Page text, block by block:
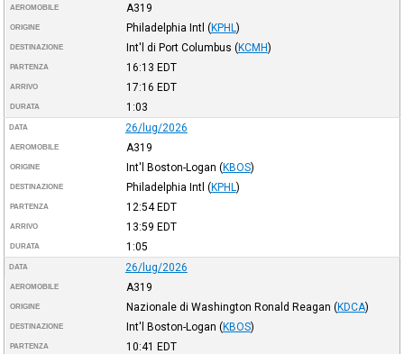
AEROMOBILE A319
ORIGINE Philadelphia Intl (KPHL )
DESTINAZIONE Int'l di Port Columbus (KCMH)
PARTENZA 16:13 EDT
ARRIVO 17:16 EDT
DURATA 1:03
DATA 26/lug/2026
AEROMOBILE A319
ORIGINE Int'l Boston-Logan (KBOS)
DESTINAZIONE Philadelphia Intl (KPHL )
PARTENZA 12:54EDT
ARRIVO 13:59 EDT
DURATA 1:05
DATA 26/lug/2026
AEROMOBILE A319
ORIGINE Nazionale di Washington Ronald Reagan (KDCA)
DESTINAZIONE Int'l Boston-Logan (KBOS)
PARTENZA 10:41 EDT